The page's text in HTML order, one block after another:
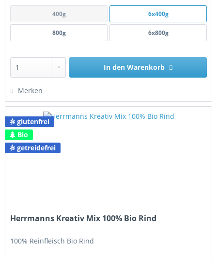
400g 6x400g
800g 6x800g
In den Warenkorb
Merken
glutenfrei
Bio
getreidefrei
Herrmanns Kreativ Mix 100% Bio Rind
100% Reinfleisch Bio Rind